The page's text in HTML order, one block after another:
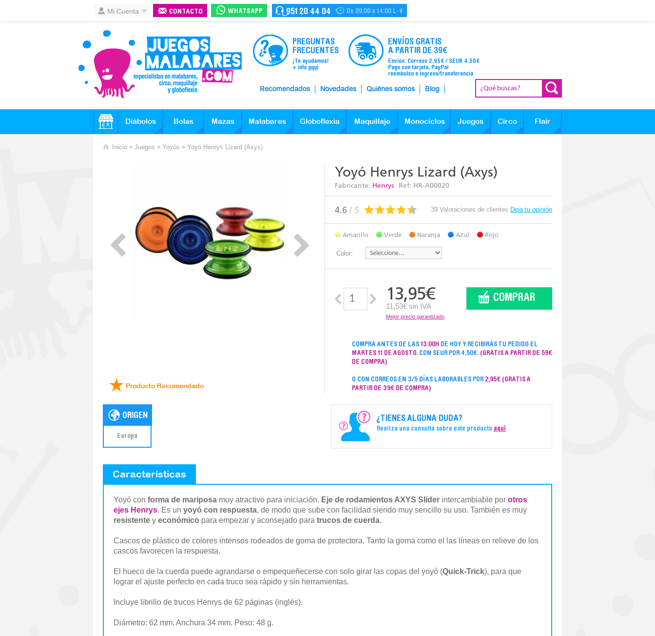
Mi Cuenta CONTACTO WHATSAPP 951 20 44 04 De 09:00 a 14:00 L-V
PREGUNTAS
FRECUENTES
¡Te ayudamos!
+ info aquí
ENVÍOS GRATIS
A PARTIR DE 39€
Envíos: Correos 2,95€ / SEUR 4,50€
Pago con tarjeta, PayPal
reembolso e ingreso/transferencia
Recomendados Novedades Quiénes somos Blog
Diábolos Bolas Mazas Malabares Globoflexia Maquillaje Monociclos Juegos Circo Flair
Inicio » Juegos » Yoyós » Yoyó Henrys Lizard (Axys)
Producto Recomendado
Yoyó Henrys Lizard (Axys)
Fabricante: Henrys Ref: HR-A00020
4.6 / 5 39 Valoraciones de clientes Deja tu opinión
Amarillo Verde Naranja Azul Rojo
Color:
13,95€
11,53€ sin IVA
Mejor precio garantizado
COMPRAR
COMPRA ANTES DE LAS 13:00H DE HOY Y RECIBIRÁS TU PEDIDO EL
MARTES 11 DE AGOSTO. CON SEUR POR 4,50€. (GRATIS A PARTIR DE 59€
DE COMPRA)
O CON CORREOS EN 3/5 DÍAS LABORABLES POR 2,95€ (GRATIS A
PARTIR DE 39€ DE COMPRA)
Europa
¿TIENES ALGUNA DUDA?
Realiza una consulta sobre este producto aquí
Características
Yoyó con forma de mariposa muy atractivo para iniciación. Eje de rodamientos AXYS Slider intercambiable por otros
ejes Henrys. Es un yoyó con respuesta, de modo que sube con facilidad siendo muy sencillo su uso. También es muy
resistente y económico para empezar y aconsejado para trucos de cuerda.
Cascos de plástico de colores intensos rodeados de goma de protectora. Tanto la goma como el las líneas en relieve de los
cascos favorecen la respuesta.
El hueco de la cuerda puede agrandarse o empequeñecerse con solo girar las copas del yoyó (Quick-Trick), para que
lograr el ajuste perfecto en cada truco sea rápido y sin herramientas.
Incluye librillo de trucos Henrys de 62 páginas (inglés).
Diámetro: 62 mm. Anchura 34 mm. Peso: 48 g.